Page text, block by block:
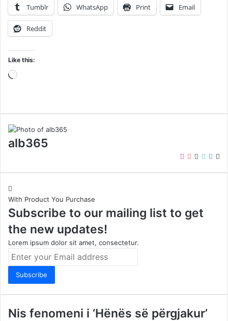
Tumblr WhatsApp Print Email
Reddit
Like this:
Loading…
alb365
Twitter
LinkedIn
YouTube
Instagram
With Product You Purchase
Subscribe to our mailing list to get
the new updates!
Lorem ipsum dolor sit amet, consectetur.
Enter
Email
address
Nis fenomeni i ‘Hënës së përgjakur’